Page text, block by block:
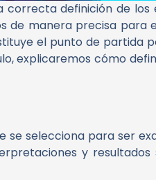
definición de los
de manera precisa para
el punto de partida
explicaremos cómo
se selecciona para ser
y